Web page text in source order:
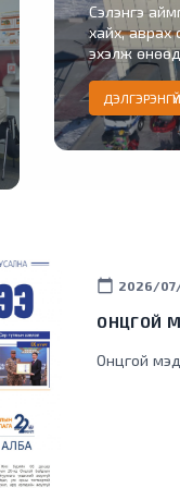
Сэлэнгэ
хайх, аврах
эхэлж
ДЭЛГЭРЭНГҮЙ
calendar_today 2026/
ОНЦГОЙ
Онцгой